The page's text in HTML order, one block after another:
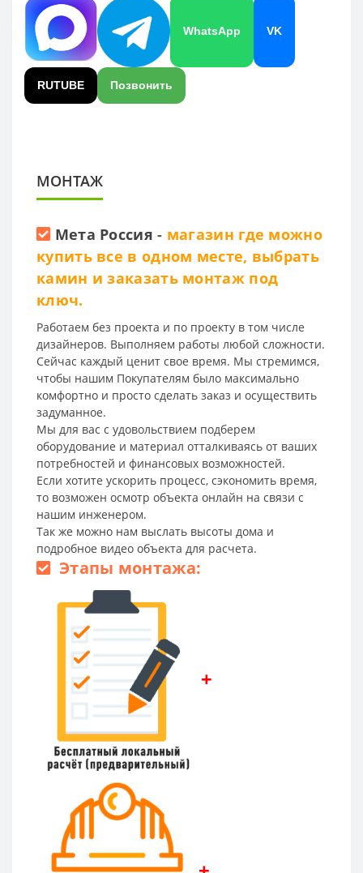
WhatsApp VK
RUTUBE Позвонить
МОНТАЖ
Мета Россия - магазин где можно
купить все в одном месте, выбрать
камин и заказать монтаж под
ключ.
Работаем без проекта и по проекту в том числе
дизайнеров. Выполняем работы любой сложности.
Сейчас каждый ценит свое время. Мы стремимся,
чтобы нашим Покупателям было максимально
комфортно и просто сделать заказ и осуществить
задуманное.
Мы для вас с удовольствием подберем
оборудование и материал отталкиваясь от ваших
потребностей и финансовых возможностей.
Если хотите ускорить процесс, сэкономить время,
то возможен осмотр объекта онлайн на связи с
нашим инженером.
Так же можно нам выслать высоты дома и
подробное видео объекта для расчета.
Этапы монтажа:
+